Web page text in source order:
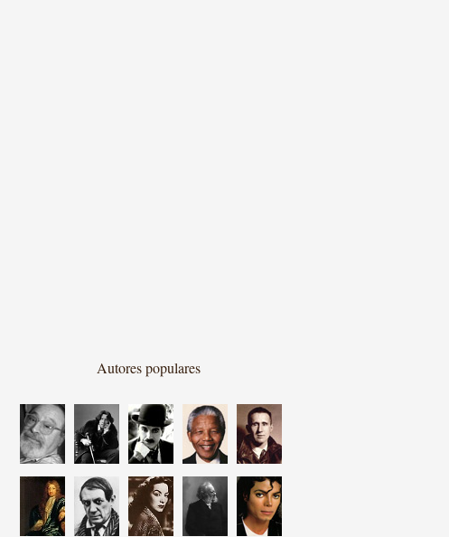
Autores populares